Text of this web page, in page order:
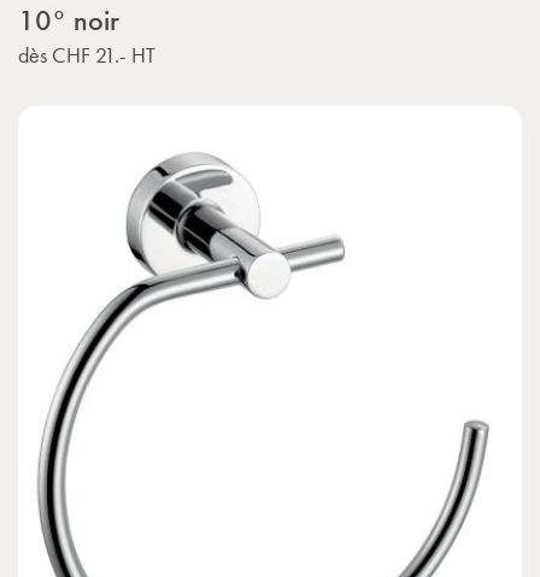
10° noir
dès CHF 21.- HT